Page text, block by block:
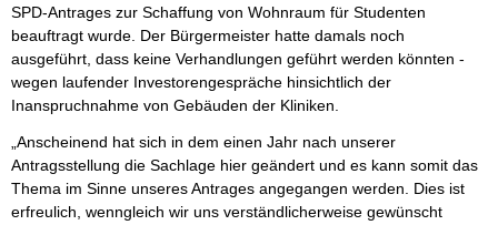
SPD-Antrages zur Schaffung von Wohnraum für Studenten
beauftragt wurde. Der Bürgermeister hatte damals noch
ausgeführt, dass keine Verhandlungen geführt werden könnten -
wegen laufender Investorengespräche hinsichtlich der
Inanspruchnahme von Gebäuden der Kliniken.
„Anscheinend hat sich in dem einen Jahr nach unserer
Antragsstellung die Sachlage hier geändert und es kann somit das
Thema im Sinne unseres Antrages angegangen werden. Dies ist
erfreulich, wenngleich wir uns verständlicherweise gewünscht